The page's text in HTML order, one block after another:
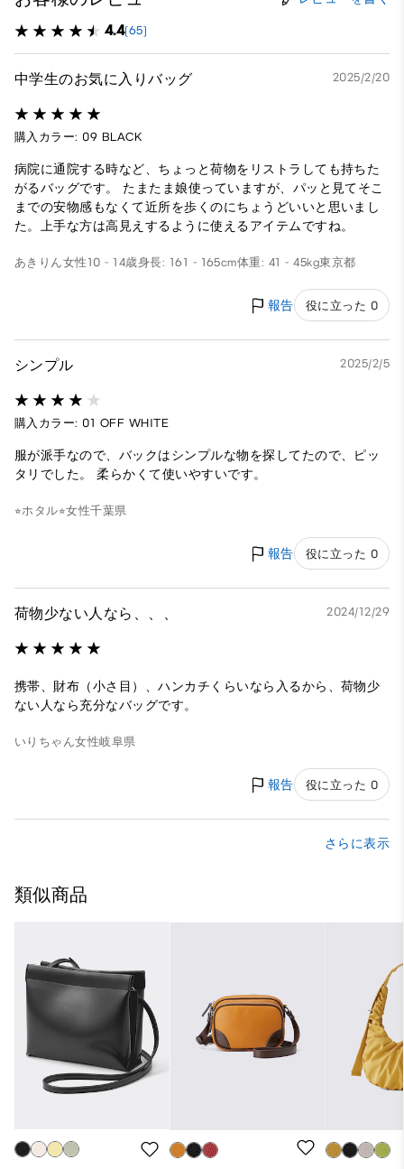
4.4(65)
中学生のお気に入りバッグ 2025/2/20
購入カラー: 09 BLACK
病院に通院する時など、ちょっと荷物をリストラしても持ちた
がるバッグです。 たまたま娘使っていますが、パッと見てそこ
までの安物感もなくて近所を歩くのにちょうどいいと思いまし
た。上手な方は高見えするように使えるアイテムですね。
あきりん女性 10 - 14歳身長: 161 - 165cm体重: 41 - 45kg東京都
報告 役に立った 0
シンプル 2025/2/5
購入カラー: 01 OFF WHITE
服が派手なので、バックはシンプルな物を探してたので、ピッ
タリでした。 柔らかくて使いやすいです。
⭐︎ホタル⭐︎女性千葉県
報告 役に立った 0
荷物少ない人なら、、、 2024/12/29
携帯、財布（小さ目）、ハンカチくらいなら入るから、荷物少
ない人なら充分なバッグです。
いりちゃん女性岐阜県
報告 役に立った 0
さらに表示
類似商品